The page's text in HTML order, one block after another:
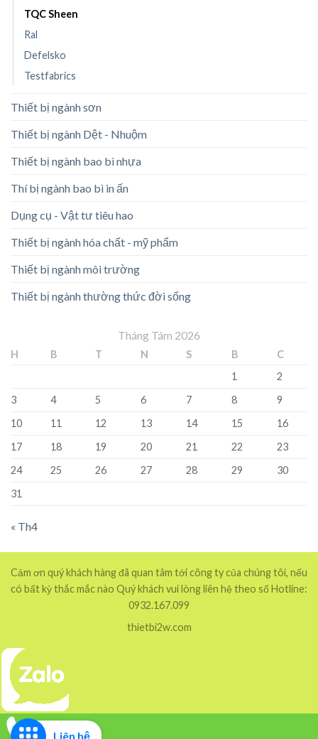
TQC Sheen
Ral
Defelsko
Testfabrics
Thiết bị ngành sơn
Thiết bị ngành Dệt - Nhuộm
Thiết bị ngành bao bì nhựa
Thí bị ngành bao bì in ấn
Dụng cụ - Vật tư tiêu hao
Thiết bị ngành hóa chất - mỹ phẩm
Thiết bị ngành môi trường
Thiết bị ngành thường thức đời sống
Tháng Tám 2026
H B T N S B
C
1
2
3
4 5 6 7 8
9
10
11 12 13 14 15
16
17
18 19 20 21 22
23
24
25 26 27 28 29
30
31
« Th4
Cảm ơn quý khách hàng đã quan tâm tới công ty của chúng tôi, nếu
có bất kỳ thắc mắc nào Quý khách vui lòng liên hệ theo số Hotline:
0932.167.099
thietbi2w.com
Liên hệ